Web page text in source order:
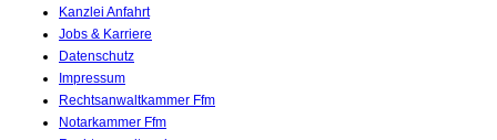
Kanzlei Anfahrt
Jobs & Karriere
Datenschutz
Impressum
Rechtsanwaltkammer Ffm
Notarkammer Ffm